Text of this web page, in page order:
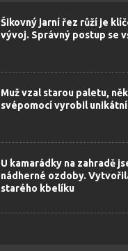
Šikovný jarní řez růží je
vývoj. Správný postup se
Muž vzal starou paletu,
svépomocí vyrobil
U kamarádky na zahradě
nádherné ozdoby.
starého kbelíku